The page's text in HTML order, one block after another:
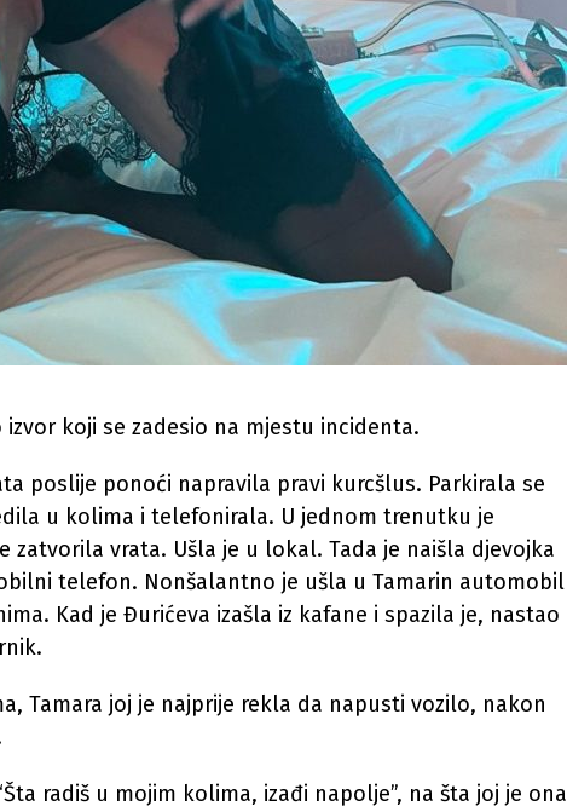
koji se zadesio na mjestu incidenta.
poslije ponoći napravila pravi kurcšlus. Parkirala se
u kolima i telefonirala. U jednom trenutku je
zatvorila vrata. Ušla je u lokal. Tada je naišla djevojka
telefon. Nonšalantno je ušla u Tamarin automobil
Kad je Đurićeva izašla iz kafane i spazila je, nastao
Tamara joj je najprije rekla da napusti vozilo, nakon
radiš u mojim kolima, izađi napolje”, na šta joj je ona